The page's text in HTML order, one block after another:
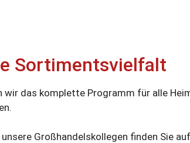
Sortimentsvielfalt
das komplette Programm für alle
Großhandelskollegen finden Sie